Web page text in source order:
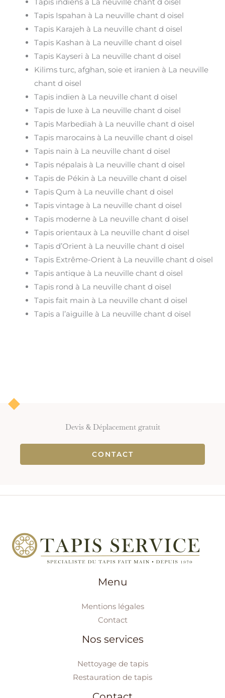
Tapis indiens à La neuville chant d oisel
Tapis Ispahan à La neuville chant d oisel
Tapis Karajeh à La neuville chant d oisel
Tapis Kashan à La neuville chant d oisel
Tapis Kayseri à La neuville chant d oisel
Kilims turc, afghan, soie et iranien à La neuville
chant d oisel
Tapis indien à La neuville chant d oisel
Tapis de luxe à La neuville chant d oisel
Tapis Marbediah à La neuville chant d oisel
Tapis marocains à La neuville chant d oisel
Tapis nain à La neuville chant d oisel
Tapis népalais à La neuville chant d oisel
Tapis de Pékin à La neuville chant d oisel
Tapis Qum à La neuville chant d oisel
Tapis vintage à La neuville chant d oisel
Tapis moderne à La neuville chant d oisel
Tapis orientaux à La neuville chant d oisel
Tapis d’Orient à La neuville chant d oisel
Tapis Extrême-Orient à La neuville chant d oisel
Tapis antique à La neuville chant d oisel
Tapis rond à La neuville chant d oisel
Tapis fait main à La neuville chant d oisel
Tapis a l’aiguille à La neuville chant d oisel
Devis & Déplacement gratuit
CONTACT
Menu
Mentions légales
Contact
Nos services
Nettoyage de tapis
Restauration de tapis